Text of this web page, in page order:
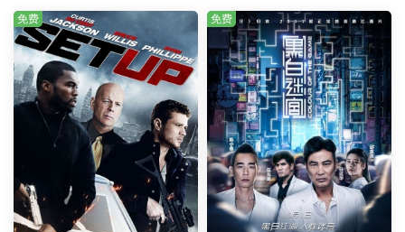
免费 免费